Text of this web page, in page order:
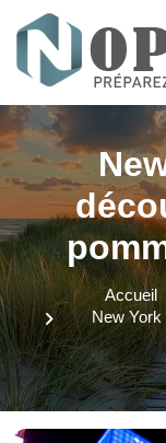
Accueil
New